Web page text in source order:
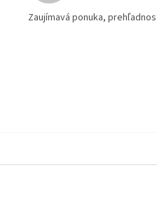
Zaujímavá ponuka,